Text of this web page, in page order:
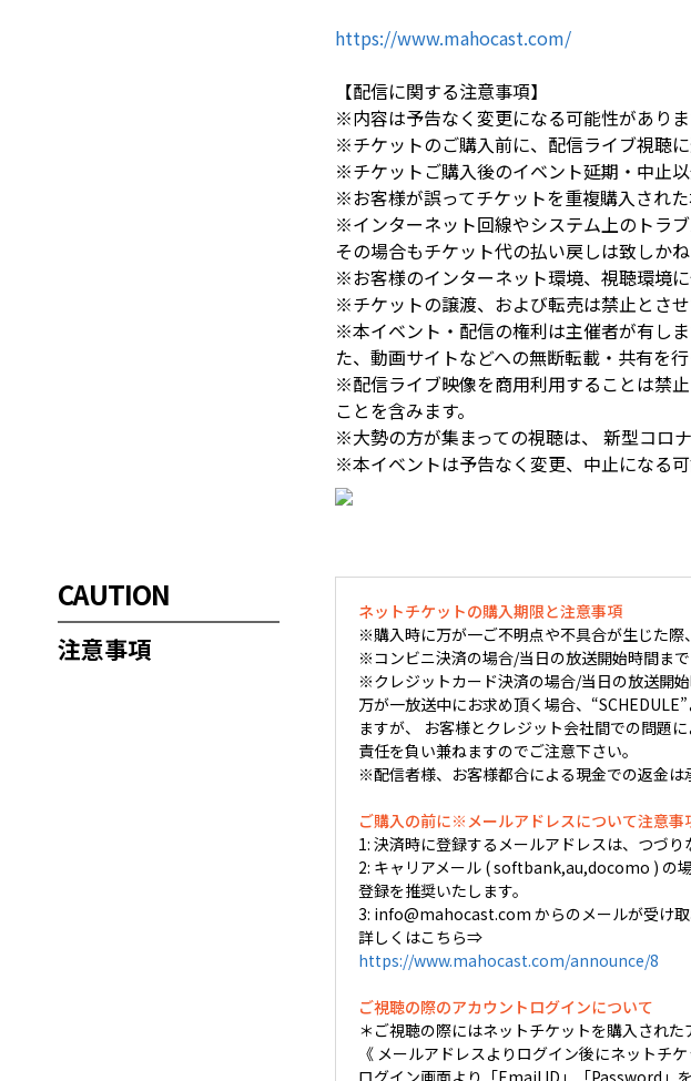
https://www.mahocast.com/
【配信に関する注意事項】
※内容は予告なく変更になる可能性がありま
※チケットのご購入前に、配信ライブ視聴
※チケットご購入後のイベント延期・中止
※お客様が誤ってチケットを重複購入され
※インターネット回線やシステム上のトラ
その場合もチケット代の払い戻しは致しか
※お客様のインターネット環境、視聴環境
※チケットの譲渡、および転売は禁止とさせ
※本イベント・配信の権利は主催者が有し
た、動画サイトなどへの無断転載・共有を
※配信ライブ映像を商用利用することは禁
ことを含みます。
※大勢の方が集まっての視聴は、 新型コロ
※本イベントは予告なく変更、中止になる可
CAUTION
注意事項
ネットチケットの購入期限と注意事項
※購入時に万が一ご不明点や不具合が生じた際
※コンビニ決済の場合/当日の放送開始時間ま
※クレジットカード決済の場合/当日の放送開
万が一放送中にお求め頂く場合、
ますが、 お客様とクレジット会社間での問題
責任を負い兼ねますのでご注意下さい。
※配信者様、お客様都合による現金での返金は
ご購入の前に※メールアドレスについて注意事
1: 決済時に登録するメールアドレスは、つづ
2: キャリアメール ( softbank,au,docomo ) の
登録を推奨いたします。
3: info@mahocast.com からのメールが受け取
詳しくはこちら⇒
https://www.mahocast.com/announce/8
ご視聴の際のアカウントログインについて
＊ご視聴の際にはネットチケットを購入された
《 メールアドレスよりログイン後にネットチ